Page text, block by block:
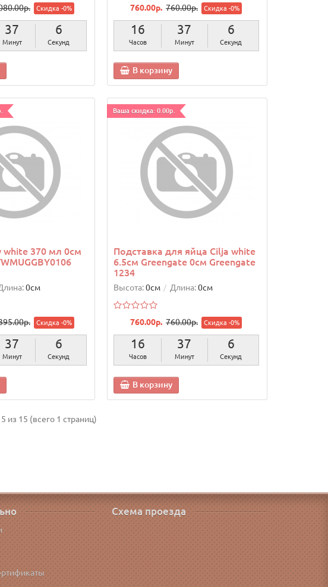
Скидка -0%
37
Минут
5
Секунд
760.00р. 760.00р. Скидка -0%
16
Часов
37
Минут
5
Секунд
В корзину
white 370 мл 0см
0см
Скидка -0%
37
Минут
5
Секунд
Ваша скидка: 0.00р.
Подставка для яйца Cilja white
6.5см Greengate 0см Greengate
1234
Высота:0см Длина:0см
760.00р. 760.00р. Скидка -0%
16
Часов
37
Минут
5
Секунд
В корзину
из 15 (всего 1 страниц)
Схема проезда